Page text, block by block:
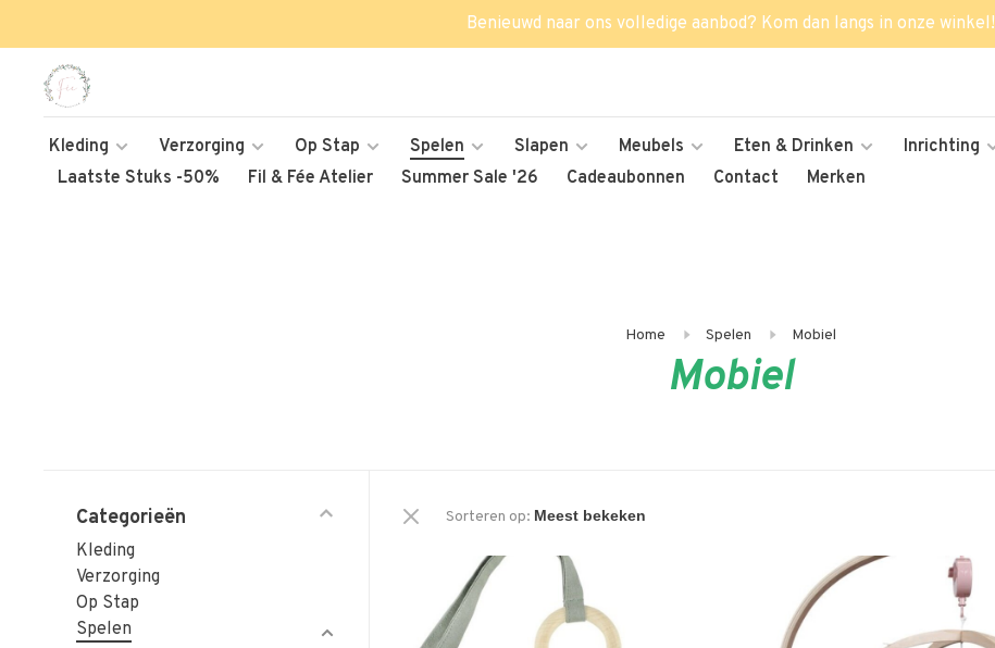
Benieuwd naar ons volledige aanbod? Kom dan langs in onze winkel!
Kleding Verzorging Op Stap Spelen Slapen Meubels Eten & Drinken Inrichting
Laatste Stuks -50%
Fil & Fée Atelier Summer Sale '26 Cadeaubonnen Contact Merken
Home Spelen Mobiel
Mobiel
Categorieën
Kleding
Verzorging
Op Stap
Spelen
Sorteren op: